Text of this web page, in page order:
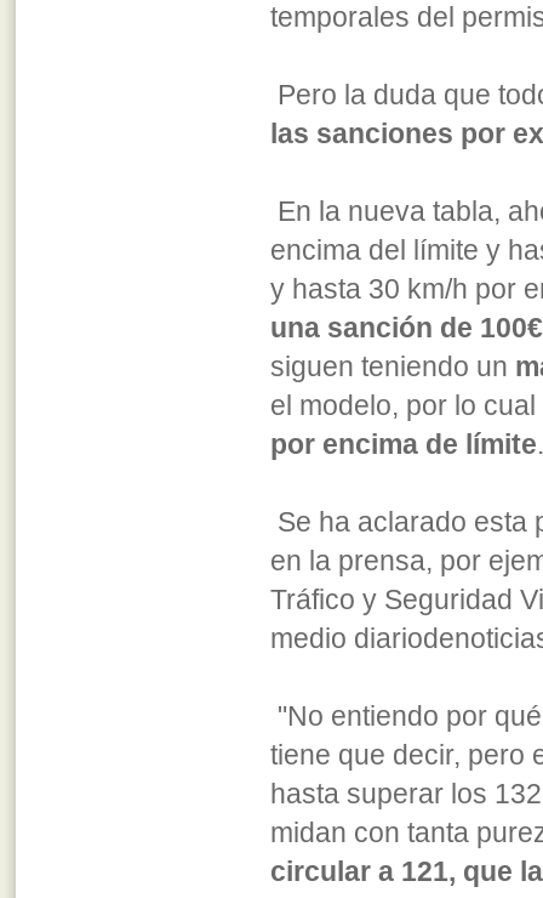
temporales del
Pero la duda que
las sanciones por
En la nueva tabla,
encima del límite y
y hasta 30 km/h por
una sanción de
siguen teniendo un
el modelo, por lo cual
por encima de límite.
Se ha aclarado esta
en la prensa, por
Tráfico y Seguridad
medio
"No entiendo por
tiene que decir, pero
hasta superar los
midan con tanta
circular a 121, que